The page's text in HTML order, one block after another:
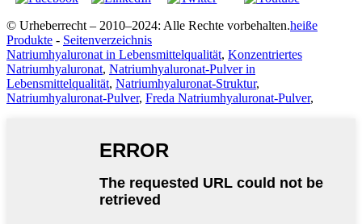
© Urheberrecht – 2010–2024: Alle Rechte vorbehalten.heiße
Produkte - Seitenverzeichnis
Natriumhyaluronat in Lebensmittelqualität, Konzentriertes
Natriumhyaluronat, Natriumhyaluronat-Pulver in
Lebensmittelqualität, Natriumhyaluronat-Struktur,
Natriumhyaluronat-Pulver, Freda Natriumhyaluronat-Pulver,